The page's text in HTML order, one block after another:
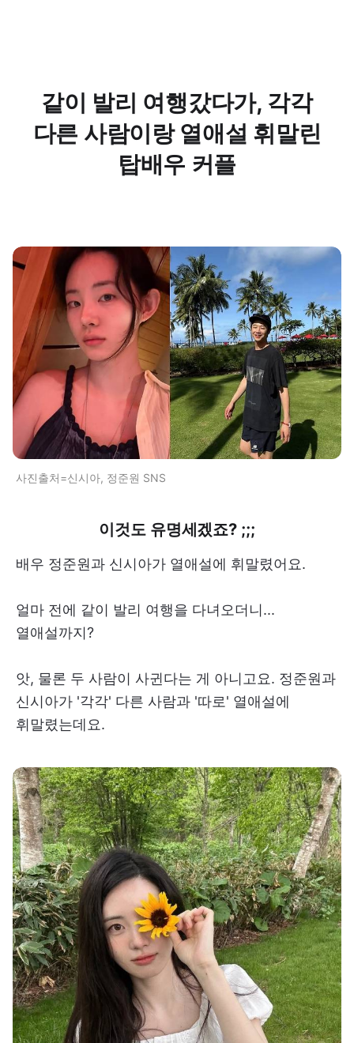
같이 발리 여행갔다가, 각각
다른 사람이랑 열애설 휘말린
탑배우 커플
사진출처=신시아, 정준원 SNS
이것도 유명세겠죠? ;;;
배우 정준원과 신시아가 열애설에 휘말렸어요.
얼마 전에 같이 발리 여행을 다녀오더니...
열애설까지?
앗, 물론 두 사람이 사귄다는 게 아니고요. 정준원과
신시아가 '각각' 다른 사람과 '따로' 열애설에
휘말렸는데요.